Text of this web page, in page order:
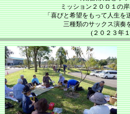
ミッション２００１の
「喜びと希望をもって人生を
三種類のサックス演奏
(２０２３年